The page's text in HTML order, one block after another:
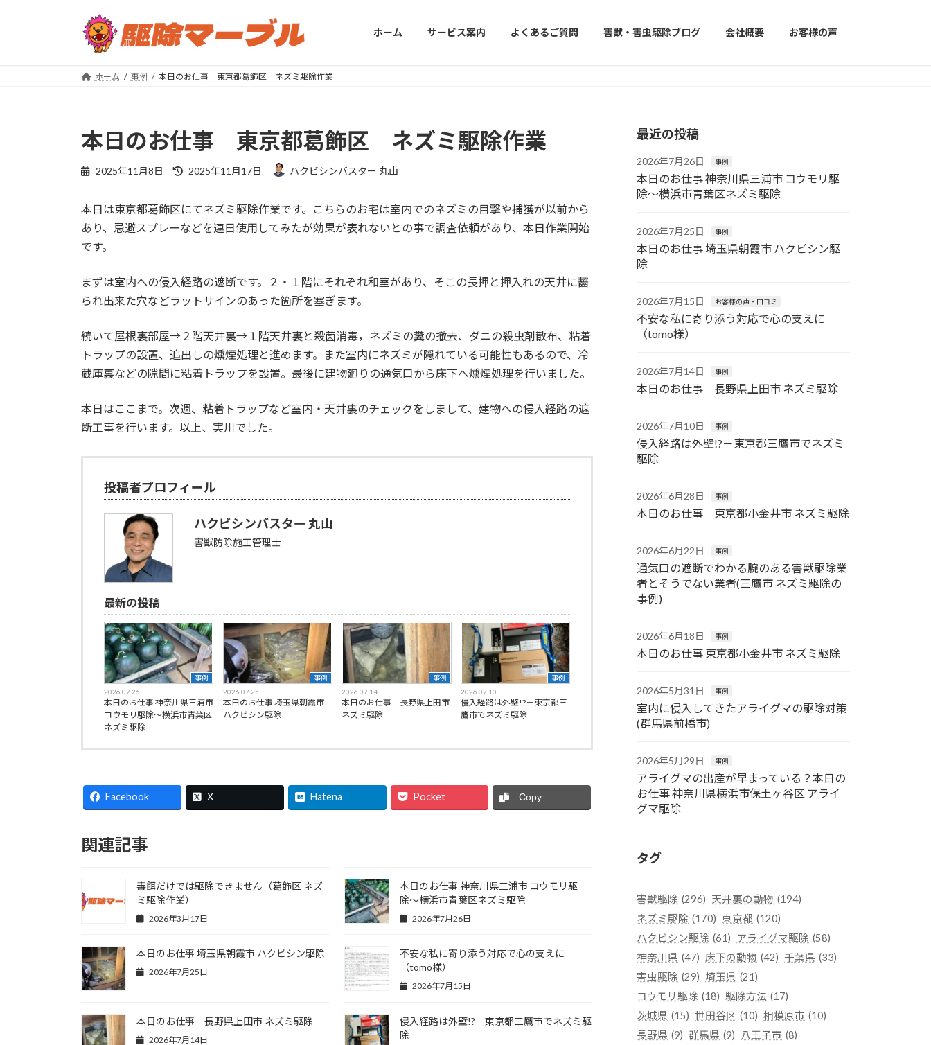
ホーム サービス案内 よくあるご質問 害獣・害虫駆除ブログ 会社概要 お客様の声
ホーム 事例 本日のお仕事 東京都葛飾区 ネズミ駆除作業
本日のお仕事 東京都葛飾区 ネズミ駆除作業
2025年11月8日
最
新
日
2025年11月17日 ハクビシンバスター 丸山
本日は東京都葛飾区にてネズミ駆除作業です。こちらのお宅は室内でのネズミの目撃や捕獲が以前から
あり、忌避スプレーなどを連日使用してみたが効果が表れないとの事で調査依頼があり、本日作業開始
です。
まずは室内への侵入経路の遮断です。２・１階にそれぞれ和室があり、そこの長押と押入れの天井に齧
られ出来た穴などラットサインのあった箇所を塞ぎます。
続いて屋根裏部屋→２階天井裏→１階天井裏と殺菌消毒，ネズミの糞の撤去、ダニの殺虫剤散布、粘着
トラップの設置、追出しの燻煙処理と進めます。また室内にネズミが隠れている可能性もあるので、冷
蔵庫裏などの隙間に粘着トラップを設置。最後に建物廻りの通気口から床下へ燻煙処理を行いました。
本日はここまで。次週、粘着トラップなど室内・天井裏のチェックをしまして、建物への侵入経路の遮
断工事を行います。以上、実川でした。
投稿者プロフィール
ハクビシンバスター 丸山
害獣防除施工管理士
最新の投稿
事例
2026.07.26
本日のお仕事 神奈川県三浦市
コウモリ駆除〜横浜市青葉区
ネズミ駆除
事例
2026.07.25
本日のお仕事 埼玉県朝霞市
ハクビシン駆除
事例
2026.07.14
本日のお仕事 長野県上田市
ネズミ駆除
事例
2026.07.10
侵入経路は外壁!?－東京都三
鷹市でネズミ駆除
Facebook X Hatena Pocket Copy
関連記事
毒餌だけでは駆除できません（葛飾区 ネズ
ミ駆除作業）
2026年3月17日
本日のお仕事 神奈川県三浦市 コウモリ駆
除〜横浜市青葉区ネズミ駆除
2026年7月26日
本日のお仕事 埼玉県朝霞市 ハクビシン駆除
2026年7月25日
不安な私に寄り添う対応で心の支えに
（tomo様）
2026年7月15日
本日のお仕事 長野県上田市 ネズミ駆除
2026年7月14日
侵入経路は外壁!?－東京都三鷹市でネズミ駆
除
最近の投稿
2026年7月26日 事例
本日のお仕事 神奈川県三浦市 コウモリ駆
除〜横浜市青葉区ネズミ駆除
2026年7月25日 事例
本日のお仕事 埼玉県朝霞市 ハクビシン駆
除
2026年7月15日 お客様の声・口コミ
不安な私に寄り添う対応で心の支えに
（tomo様）
2026年7月14日 事例
本日のお仕事 長野県上田市 ネズミ駆除
2026年7月10日 事例
侵入経路は外壁!?－東京都三鷹市でネズミ
駆除
2026年6月28日 事例
本日のお仕事 東京都小金井市 ネズミ駆除
2026年6月22日 事例
通気口の遮断でわかる腕のある害獣駆除業
者とそうでない業者(三鷹市 ネズミ駆除の
事例)
2026年6月18日 事例
本日のお仕事 東京都小金井市 ネズミ駆除
2026年5月31日 事例
室内に侵入してきたアライグマの駆除対策
(群馬県前橋市)
2026年5月29日 事例
アライグマの出産が早まっている？本日の
お仕事 神奈川県横浜市保土ヶ谷区 アライ
グマ駆除
タグ
害獣駆除 (296) 天井裏の動物 (194)
ネズミ駆除 (170) 東京都 (120)
ハクビシン駆除 (61) アライグマ駆除 (58)
神奈川県 (47) 床下の動物 (42) 千葉県 (33)
害虫駆除 (29) 埼玉県 (21)
コウモリ駆除 (18) 駆除方法 (17)
茨城県 (15) 世田谷区 (10) 相模原市 (10)
長野県 (9) 群馬県 (9) 八王子市 (8)